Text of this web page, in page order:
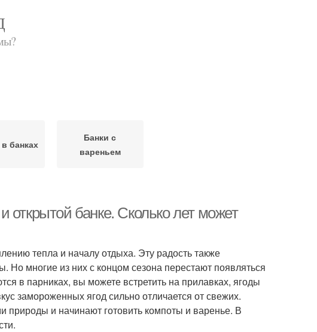
банках
Банки с
вареньем
открытой банке. Сколько лет может
тепла и началу отдыха. Эту радость также
многие из них с концом сезона перестают появляться
в парниках, вы можете встретить на прилавках, ягоды
замороженных ягод сильно отличается от свежих.
и начинают готовить компоты и варенье. В